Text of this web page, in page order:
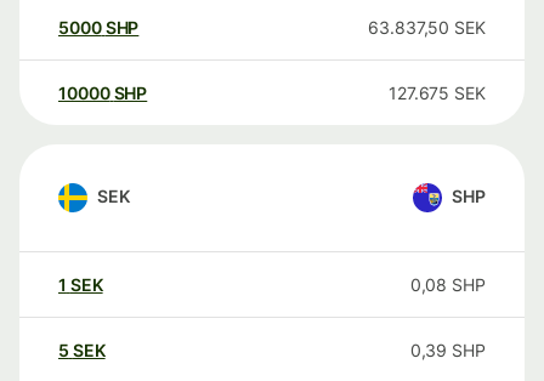
5000SHP 63.837,50 SEK
10000 SHP 127.675 SEK
SEK SHP
1 SEK 0,08 SHP
5 SEK 0,39 SHP